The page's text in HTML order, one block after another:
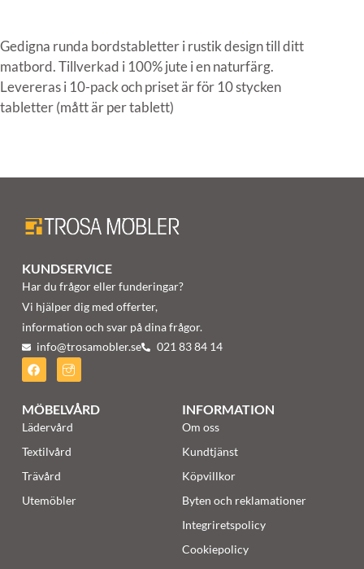
Gedigna runda bordstabletter i rustik design till ditt
matbord. Tillverkad i 100% jute i en naturfärg.
Levereras i 10-pack och priset är för 10 stycken
tabletter (mått är per tablett)
KUNDSERVICE
Har du frågor eller funderingar?
Vi hjälper dig med offerter,
information och svar på dina frågor.
info@trosamobler.se 021 83 84 14
MÖBELVÅRD
Lädervård
Textilvård
Trävård
Utemöbler
INFORMATION
Om oss
Kundtjänst
Köpvillkor
Byten och reklamationer
Integriretspolicy
Cookiepolicy